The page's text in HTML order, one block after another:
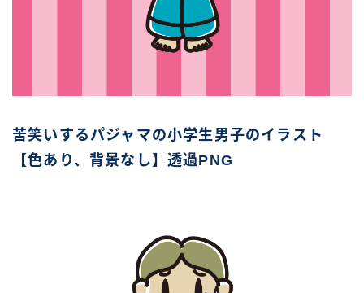
苦笑いするパジャマの小学生男子のイラスト
【色あり、背景なし】透過PNG